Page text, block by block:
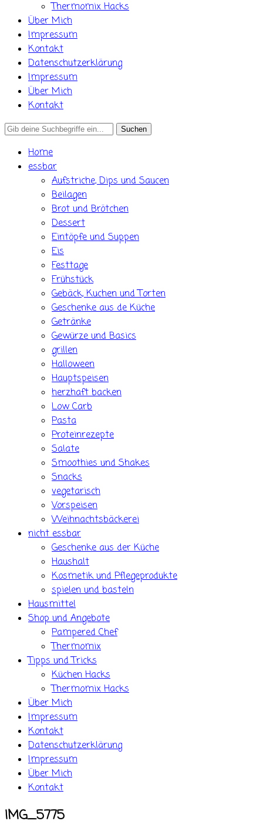
Thermomix Hacks
Über Mich
Impressum
Kontakt
Datenschutzerklärung
Impressum
Über Mich
Kontakt
Search
Home
essbar
Aufstriche, Dips und Saucen
Beilagen
Brot und Brötchen
Dessert
Eintöpfe und Suppen
Eis
Festtage
Frühstück
Gebäck, Kuchen und Torten
Geschenke aus de Küche
Getränke
Gewürze und Basics
grillen
Halloween
Hauptspeisen
herzhaft backen
Low Carb
Pasta
Proteinrezepte
Salate
Smoothies und Shakes
Snacks
vegetarisch
Vorspeisen
Weihnachtsbäckerei
nicht essbar
Geschenke aus der Küche
Haushalt
Kosmetik und Pflegeprodukte
spielen und basteln
Hausmittel
Shop und Angebote
Pampered Chef
Thermomix
Tipps und Tricks
Küchen Hacks
Thermomix Hacks
Über Mich
Impressum
Kontakt
Datenschutzerklärung
Impressum
Über Mich
Kontakt
IMG_5775